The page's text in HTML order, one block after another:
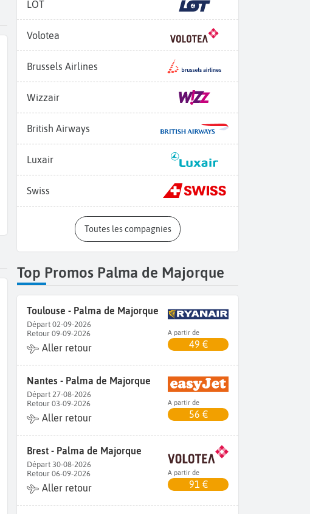
LOT
Volotea
Brussels Airlines
Wizzair
British Airways
Luxair
Swiss
Toutes les compagnies
Top Promos Palma de Majorque
Toulouse - Palma de Majorque
Départ 02-09-2026
Retour 09-09-2026
Aller retour
A partir de
49 €
Nantes - Palma de Majorque
Départ 27-08-2026
Retour 03-09-2026
Aller retour
A partir de
56 €
Brest - Palma de Majorque
Départ 30-08-2026
Retour 06-09-2026
Aller retour
A partir de
91 €